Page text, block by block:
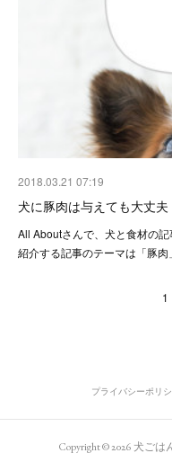
2018.03.21 07:19
犬に豚肉は与えても大丈
All Aboutさんで、犬と食材の
紹介する記事のテーマは「豚肉」
1
プライバシーポリ
Copyright ©2026 犬ごは